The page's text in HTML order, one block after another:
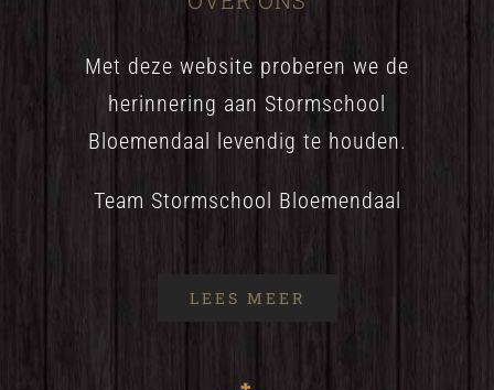
Met deze website proberen we de
herinnering aan Stormschool
Bloemendaal levendig te houden.
Team Stormschool Bloemendaal
LEES MEER